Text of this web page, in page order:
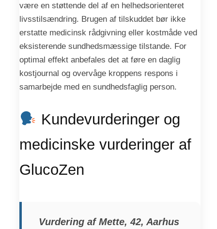
være en støttende del af en helhedsorienteret
livsstilsændring. Brugen af tilskuddet bør ikke
erstatte medicinsk rådgivning eller kostmåde ved
eksisterende sundhedsmæssige tilstande. For
optimal effekt anbefales det at føre en daglig
kostjournal og overvåge kroppens respons i
samarbejde med en sundhedsfaglig person.
Kundevurderinger og
medicinske vurderinger af
GlucoZen
Vurdering af Mette, 42, Aarhus